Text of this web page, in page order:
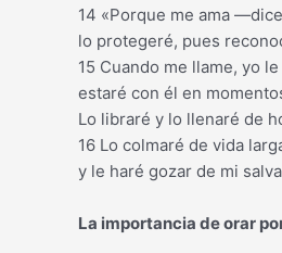
14 «Porque me ama
lo protegeré, pues
15 Cuando me llame, yo
estaré con él en
Lo libraré y lo llenaré de
16 Lo colmaré de vida
y le haré gozar de mi
La importancia de orar